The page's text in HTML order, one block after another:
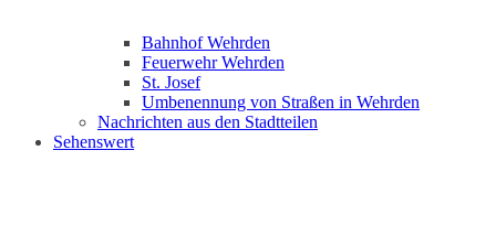
Bahnhof Wehrden
Feuerwehr Wehrden
St. Josef
Umbenennung von Straßen in Wehrden
Nachrichten aus den Stadtteilen
Sehenswert